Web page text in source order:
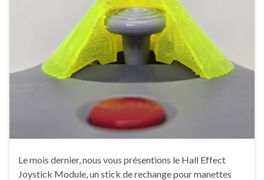
Le mois dernier, nous vous présentions le Hall Effect
Joystick Module, un stick de rechange pour manettes